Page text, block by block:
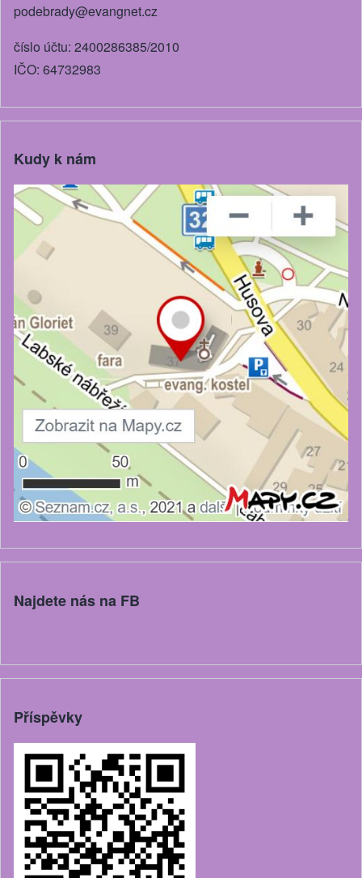
podebrady@evangnet.cz
číslo účtu: 2400286385/2010
IČO: 64732983
Kudy k nám
Najdete nás na FB
Příspěvky